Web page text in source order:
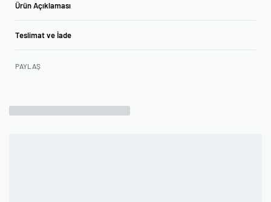
Ürün Açıklaması
Teslimat ve İade
PAYLAŞ